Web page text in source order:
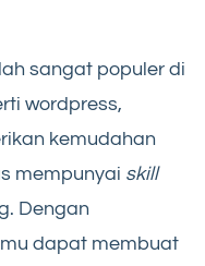
sangat populer di
wordpress,
kemudahan
mempunyai skill
Dengan
dapat membuat